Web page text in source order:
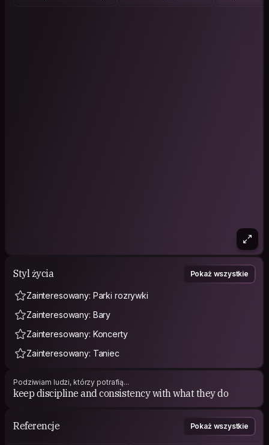
Styl życia Pokaż wszystkie
Zainteresowany: Parki rozrywki
Zainteresowany: Bary
Zainteresowany: Koncerty
Zainteresowany: Taniec
Podziwiam ludzi, którzy potrafią...
keep discipline and consistency with what they do
Referencje Pokaż wszystkie